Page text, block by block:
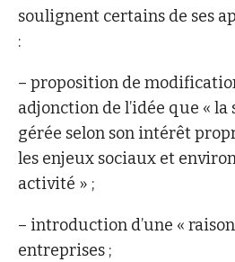
soulignent certains de ses
:
– proposition de
adjonction de l’idée que «
gérée selon son intérêt
les enjeux sociaux et
activité » ;
– introduction d’une « raison
entreprises ;